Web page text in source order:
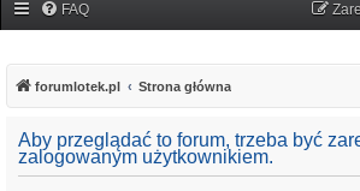
FAQ
forumlotek.pl Strona główna
Aby przeglądać to forum, trzeba być
zalogowanym użytkownikiem.